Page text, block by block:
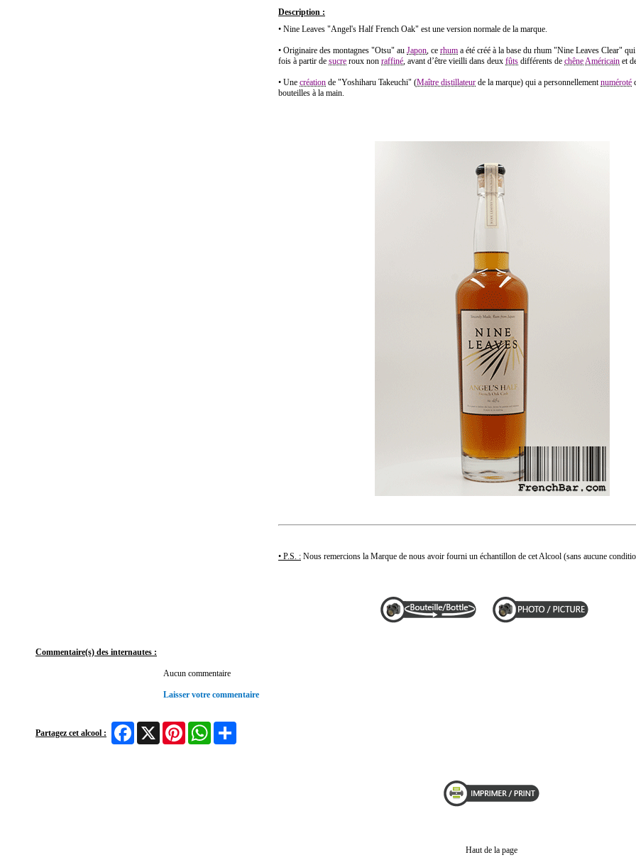
Description :
• Nine Leaves "Angel's Half French Oak" est une version normale de la marque.
• Originaire des montagnes "Otsu" au Japon, ce rhum a été créé à la base du rhum "Nine Leaves Clear"
fois à partir de sucre roux non raffiné, avant d’être vieilli dans deux fûts différents de chêneAméricain et
• Une création de "Yoshiharu Takeuchi" (Maître distillateur de la marque) qui a personnellementnuméroté
bouteilles à la main.
• P.S. : Nous remercions la Marque de nous avoir fourni un échantillon de cet Alcool (sans aucune
Commentaire(s) des internautes :
Aucun commentaire
Laisser votre commentaire
Partagez cet alcool :
FacebookX Pinterest WhatsApp
Haut de la page